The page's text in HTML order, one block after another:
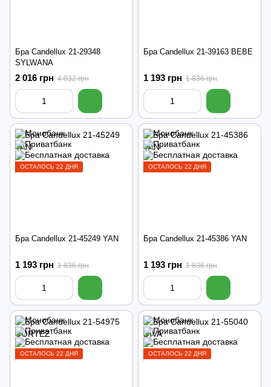
Бра Candellux 21-29348
SYLWANA
2 016 грн 4 032 грн
Бра Candellux 21-39163 BEBE
1 193 грн 1 836 грн
ОСТАЛОСЬ 22 ДНЯ
Бра Candellux 21-45249 YAN
1 193 грн 1 836 грн
ОСТАЛОСЬ 22 ДНЯ
Бра Candellux 21-45386 YAN
1 193 грн 1 836 грн
ОСТАЛОСЬ 22 ДНЯ ОСТАЛОСЬ 22 ДНЯ